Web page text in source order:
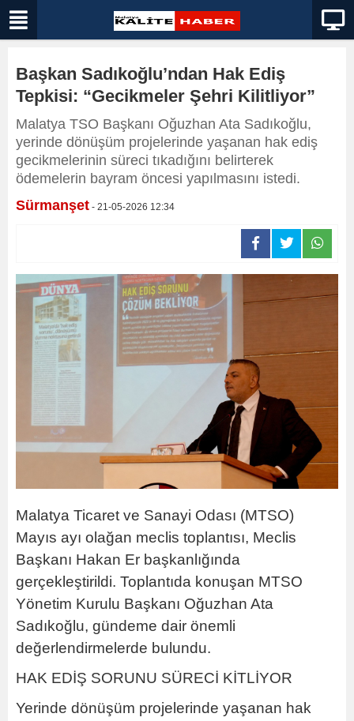
Başkan Sadıkoğlu’ndan Hak Ediş
Tepkisi: “Gecikmeler Şehri Kilitliyor”
Malatya TSO Başkanı Oğuzhan Ata Sadıkoğlu,
yerinde dönüşüm projelerinde yaşanan hak ediş
gecikmelerinin süreci tıkadığını belirterek
ödemelerin bayram öncesi yapılmasını istedi.
Sürmanşet - 21-05-2026 12:34
Malatya Ticaret ve Sanayi Odası (MTSO)
Mayıs ayı olağan meclis toplantısı, Meclis
Başkanı Hakan Er başkanlığında
gerçekleştirildi. Toplantıda konuşan MTSO
Yönetim Kurulu Başkanı Oğuzhan Ata
Sadıkoğlu, gündeme dair önemli
değerlendirmelerde bulundu.
HAK EDİŞ SORUNU SÜRECİ KİTLİYOR
Yerinde dönüşüm projelerinde yaşanan hak